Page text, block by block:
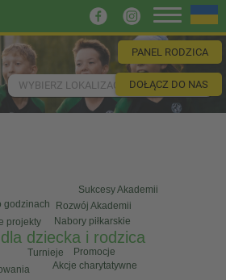
PANEL RODZICA
DOŁĄCZ DO NAS
WYBIERZ LOKALIZACJĘ
dziecka i rodzica
Turnieje
Nabory piłkarskie
Rozwój Akademii
godzinach
projekty
Promocje
Akcje charytatywne
Sukcesy Akademii